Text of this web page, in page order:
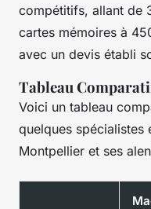
compétitifs, allant de
cartes mémoires à
avec un devis établi
Tableau
Voici un tableau
quelques spécialistes
Montpellier et ses